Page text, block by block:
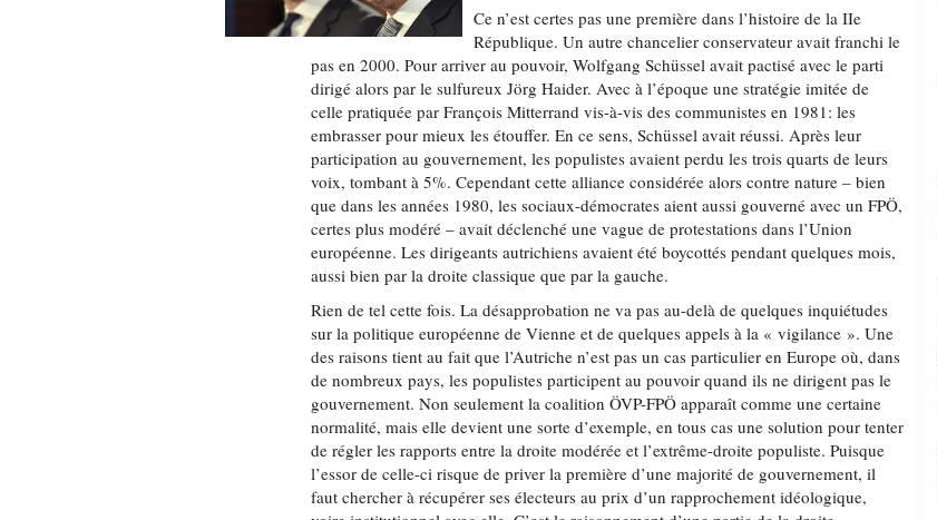
Ce n’est certes pas une première dans l’histoire de la IIe
République. Un autre chancelier conservateur avait franchi le
pas en 2000. Pour arriver au pouvoir, Wolfgang Schüssel avait pactisé avec le parti
dirigé alors par le sulfureux Jörg Haider. Avec à l’époque une stratégie imitée de
celle pratiquée par François Mitterrand vis-à-vis des communistes en 1981: les
embrasser pour mieux les étouffer. En ce sens, Schüssel avait réussi. Après leur
participation au gouvernement, les populistes avaient perdu les trois quarts de leurs
voix, tombant à 5%. Cependant cette alliance considérée alors contre nature – bien
que dans les années 1980, les sociaux-démocrates aient aussi gouverné avec un FPÖ,
certes plus modéré – avait déclenché une vague de protestations dans l’Union
européenne. Les dirigeants autrichiens avaient été boycottés pendant quelques mois,
aussi bien par la droite classique que par la gauche.
Rien de tel cette fois. La désapprobation ne va pas au-delà de quelques inquiétudes
sur la politique européenne de Vienne et de quelques appels à la « vigilance ». Une
des raisons tient au fait que l’Autriche n’est pas un cas particulier en Europe où, dans
de nombreux pays, les populistes participent au pouvoir quand ils ne dirigent pas le
gouvernement. Non seulement la coalition ÖVP-FPÖ apparaît comme une certaine
normalité, mais elle devient une sorte d’exemple, en tous cas une solution pour tenter
de régler les rapports entre la droite modérée et l’extrême-droite populiste. Puisque
l’essor de celle-ci risque de priver la première d’une majorité de gouvernement, il
faut chercher à récupérer ses électeurs au prix d’un rapprochement idéologique,